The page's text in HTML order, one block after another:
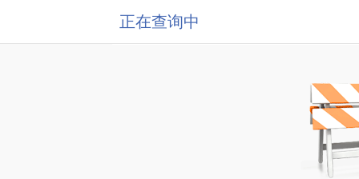
正在查询中